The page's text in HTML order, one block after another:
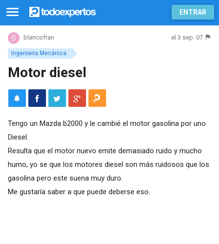
ENTRAR
Ingenieria Mecánica
blancofran el 3 sep. 07
Motor diesel
Tengo un Mazda b2000 y le cambié el motor gasolina por uno
Diesel.
Resulta que el motor nuevo emite demasiado ruido y mucho
humo, yo se que los motores diesel son más ruidosos que los
gasolina pero este suena muy duro.
Me gustaría saber a que puede deberse eso.